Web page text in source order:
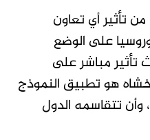
ويُقلل في حديثه لرصيف22 من تأثير أي تعاون
على الوضع
تأثير مباشر على
هو تطبيق النموذج
وأن تتقاسمه الدول